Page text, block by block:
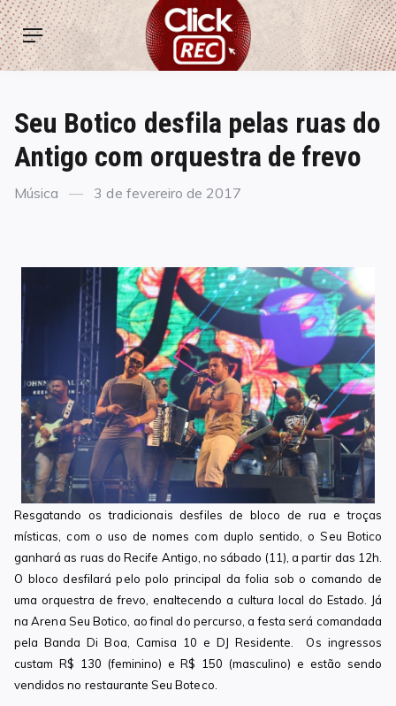
Skip
to
content
ClickREC
Menu
Seu Botico desfila pelas ruas do
Antigo com orquestra de frevo
Categories
Música
Posted
3 de fevereiro de 2017
Resgatando os tradicionais desfiles de bloco de rua e troças
místicas, com o uso de nomes com duplo sentido, o Seu Botico
ganhará as ruas do Recife Antigo, no sábado (11), a partir das 12h.
O bloco desfilará pelo polo principal da folia sob o comando de
uma orquestra de frevo, enaltecendo a cultura local do Estado. Já
na Arena Seu Botico, ao final do percurso, a festa será comandada
pela Banda Di Boa, Camisa 10 e DJ Residente. Os ingressos
custam R$ 130 (feminino) e R$ 150 (masculino) e estão sendo
vendidos no restaurante Seu Boteco.